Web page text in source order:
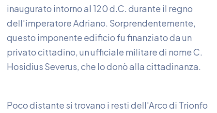
inaugurato intorno al 120 d.C. durante il regno
dell'imperatore Adriano. Sorprendentemente,
questo imponente edificio fu finanziato da un
privato cittadino, un ufficiale militare di nome C.
Hosidius Severus, che lo donò alla cittadinanza.
Poco distante si trovano i resti dell'Arco di Trionfo